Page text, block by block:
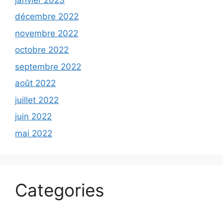
décembre 2022
novembre 2022
octobre 2022
septembre 2022
août 2022
juillet 2022
juin 2022
mai 2022
Categories